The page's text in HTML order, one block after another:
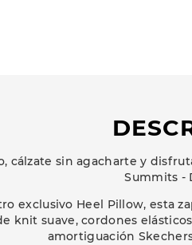
cálzate sin agacharte y
Summits -
exclusivo Heel Pillow, esta
knit suave, cordones
amortiguación